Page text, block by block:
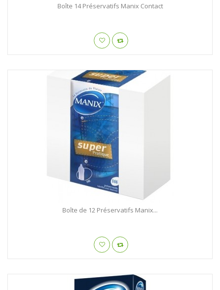
Boîte 14 Préservatifs Manix Contact
Boîte de 12 Préservatifs Manix...